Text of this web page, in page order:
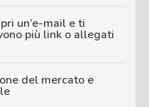
un’e-mail e ti
più link o allegati
del mercato e